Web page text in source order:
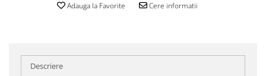
Adauga la Favorite Cere informatii
Descriere